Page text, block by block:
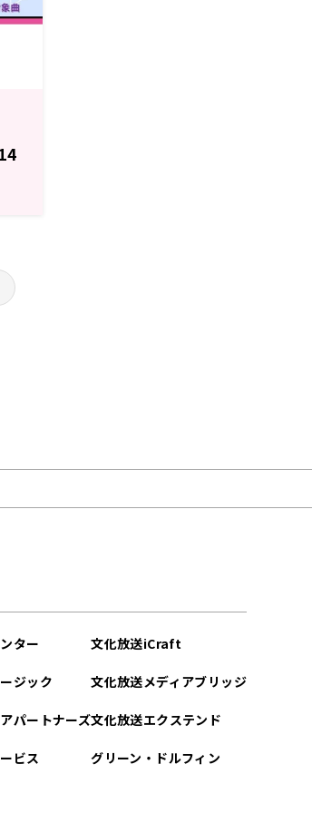
ター
ジック
パートナーズ
ビス
文化放送iCraft
文化放送メディアブリッジ
文化放送エクステンド
グリーン・ドルフィン